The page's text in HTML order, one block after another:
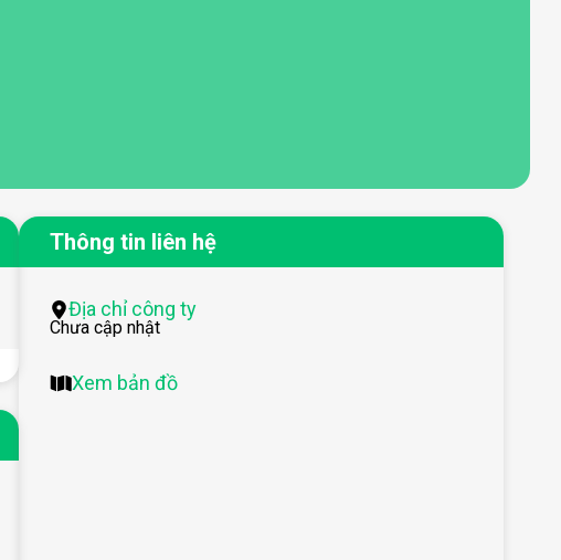
Thông tin liên hệ
Địa chỉ công ty
Chưa cập nhật
Xem bản đồ